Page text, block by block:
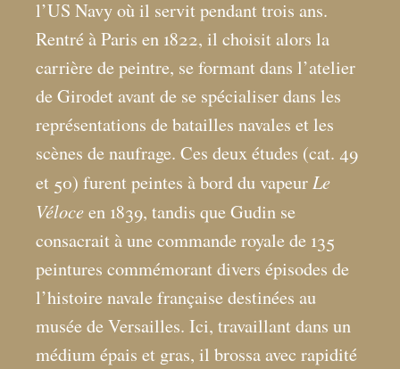
l’US Navy où il servit pendant trois ans.
Rentré à Paris en 1822, il choisit alors la
carrière de peintre, se formant dans l’atelier
de Girodet avant de se spécialiser dans les
représentations de batailles navales et les
scènes de naufrage. Ces deux études (cat. 49
et 50) furent peintes à bord du vapeur Le
Véloceen 1839, tandis que Gudin se
consacrait à une commande royale de 135
peintures commémorant divers épisodes de
l’histoire navale française destinées au
musée de Versailles. Ici, travaillant dans un
médium épais et gras, il brossa avec rapidité